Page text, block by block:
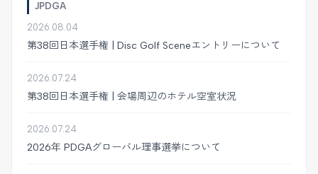
JPDGA
2026.08.04
第38回日本選手権 | Disc Golf Sceneエントリーについて
2026.07.24
第38回日本選手権 | 会場周辺のホテル空室状況
2026.07.24
2026年 PDGAグローバル理事選挙について